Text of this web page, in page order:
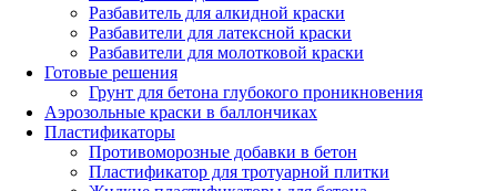
Разбавитель для алкидной краски
Разбавители для латексной краски
Разбавители для молотковой краски
Готовые решения
Грунт для бетона глубокого проникновения
Аэрозольные краски в баллончиках
Пластификаторы
Противоморозные добавки в бетон
Пластификатор для тротуарной плитки